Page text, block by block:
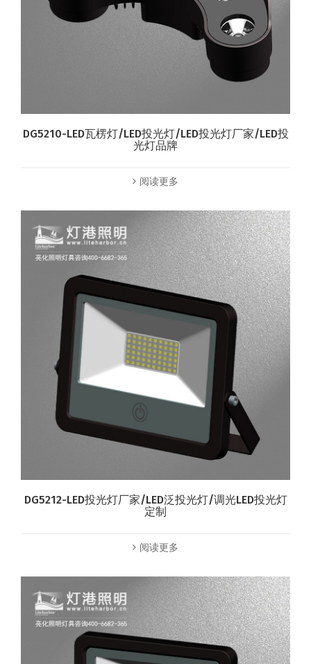
DG5210-LED瓦楞灯/LED投光灯/LED投光灯厂家/LED投
光灯品牌
阅读更多
DG5212-LED投光灯厂家/LED泛投光灯/调光LED投光灯
定制
阅读更多